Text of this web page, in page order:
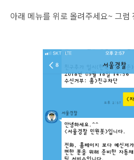
아래 메뉴를 위로 올려주세요~ 그